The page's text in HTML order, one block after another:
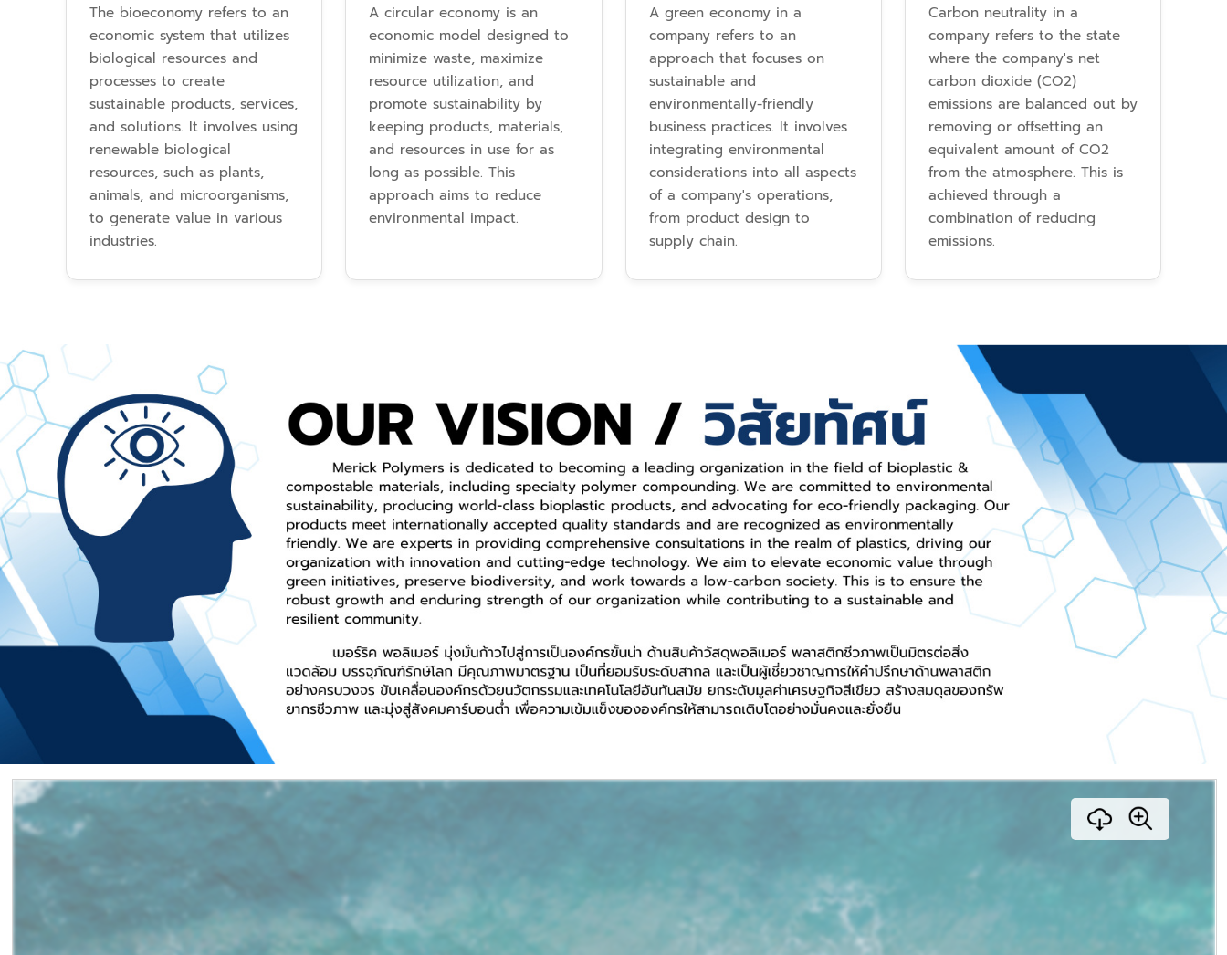
The bioeconomy refers to an
economic system that utilizes
biological resources and
processes to create
sustainable products, services,
and solutions. It involves using
renewable biological
resources, such as plants,
animals, and microorganisms,
to generate value in various
industries.
A circular economy is an
economic model designed to
minimize waste, maximize
resource utilization, and
promote sustainability by
keeping products, materials,
and resources in use for as
long as possible. This
approach aims to reduce
environmental impact.
A green economy in a
company refers to an
approach that focuses on
sustainable and
environmentally-friendly
business practices. It involves
integrating environmental
considerations into all aspects
of a company's operations,
from product design to
supply chain.
Carbon neutrality in a
company refers to the state
where the company's net
carbon dioxide (CO2)
emissions are balanced out by
removing or offsetting an
equivalent amount of CO2
from the atmosphere. This is
achieved through a
combination of reducing
emissions.